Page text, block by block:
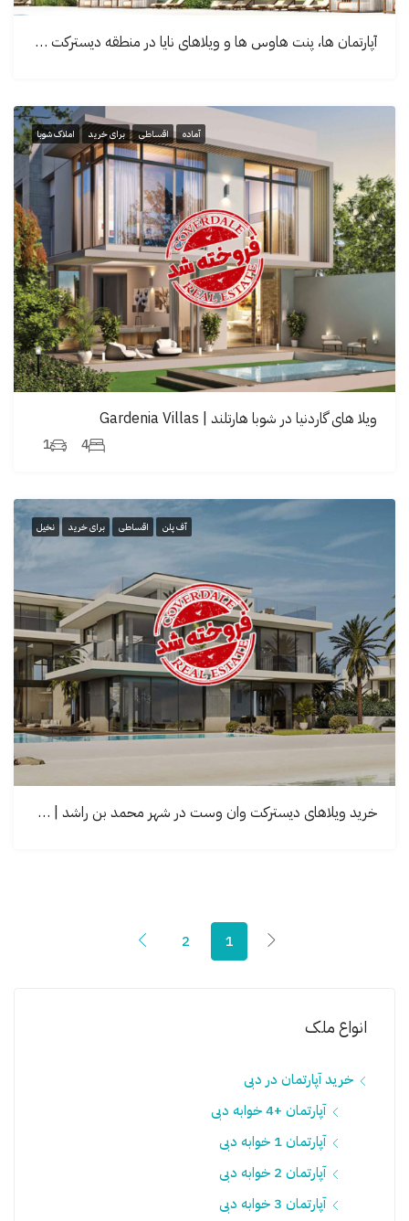
آپارتمان ها، پنت هاوس ها و ویلاهای نایا در منطقه دیسترکت وان دبی | Naya Residences
آماده اقساطی برای خرید املاک شوبا
ویلا های گاردنیا در شوبا هارتلند | Gardenia Villas
4
1
آف پلن اقساطی برای خرید نخیل
خرید ویلاهای دیسترکت وان وست در شهر محمد بن راشد | District One West Villas & Mansions
1
2
انواع ملک
خرید آپارتمان در دبی
آپارتمان +4 خوابه دبی
آپارتمان 1 خوابه دبی
آپارتمان 2 خوابه دبی
آپارتمان 3 خوابه دبی